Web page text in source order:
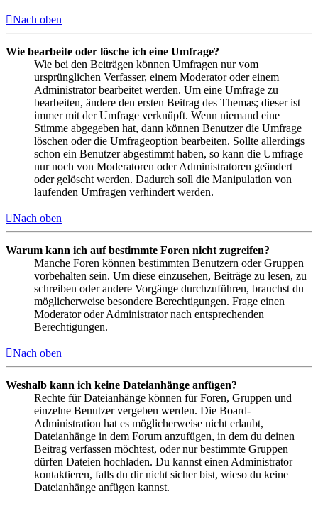
Nach oben
Wie bearbeite oder lösche ich eine Umfrage?
Wie bei den Beiträgen können Umfragen nur vom
ursprünglichen Verfasser, einem Moderator oder einem
Administrator bearbeitet werden. Um eine Umfrage zu
bearbeiten, ändere den ersten Beitrag des Themas; dieser ist
immer mit der Umfrage verknüpft. Wenn niemand eine
Stimme abgegeben hat, dann können Benutzer die Umfrage
löschen oder die Umfrageoption bearbeiten. Sollte allerdings
schon ein Benutzer abgestimmt haben, so kann die Umfrage
nur noch von Moderatoren oder Administratoren geändert
oder gelöscht werden. Dadurch soll die Manipulation von
laufenden Umfragen verhindert werden.
Nach oben
Warum kann ich auf bestimmte Foren nicht zugreifen?
Manche Foren können bestimmten Benutzern oder Gruppen
vorbehalten sein. Um diese einzusehen, Beiträge zu lesen, zu
schreiben oder andere Vorgänge durchzuführen, brauchst du
möglicherweise besondere Berechtigungen. Frage einen
Moderator oder Administrator nach entsprechenden
Berechtigungen.
Nach oben
Weshalb kann ich keine Dateianhänge anfügen?
Rechte für Dateianhänge können für Foren, Gruppen und
einzelne Benutzer vergeben werden. Die Board-
Administration hat es möglicherweise nicht erlaubt,
Dateianhänge in dem Forum anzufügen, in dem du deinen
Beitrag verfassen möchtest, oder nur bestimmte Gruppen
dürfen Dateien hochladen. Du kannst einen Administrator
kontaktieren, falls du dir nicht sicher bist, wieso du keine
Dateianhänge anfügen kannst.